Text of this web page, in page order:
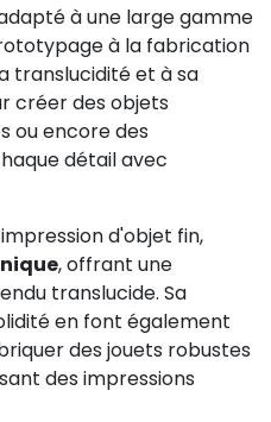
à une large gamme
à la fabrication
translucidité et à sa
créer des objets
ou encore des
détail avec
d'objet fin,
, offrant une
translucide. Sa
en font également
des jouets robustes
des impressions